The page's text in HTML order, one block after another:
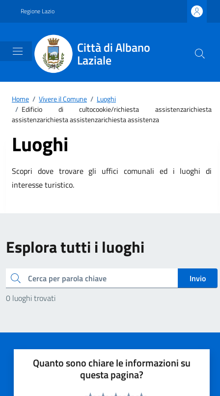
Regione Lazio
Città di Albano
Laziale
Home / Vivere il Comune / Luoghi
/ Edificio di cultocookie/richiesta assistenzarichiesta
assistenzarichiesta assistenzarichiesta assistenza
Luoghi
Scopri dove trovare gli uffici comunali ed i luoghi di
interesse turistico.
Esplora tutti i luoghi
Cerca
Invio
0 luoghi trovati
Quanto sono chiare le informazioni su
questa pagina?